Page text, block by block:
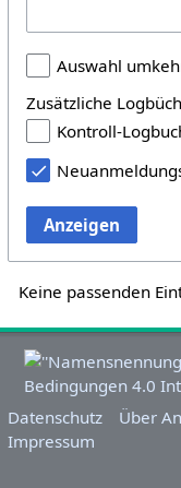
Auswahl
Zusätzliche
Kontroll-
Anzeigen
Keine passenden
Datenschutz
Über
Impressum